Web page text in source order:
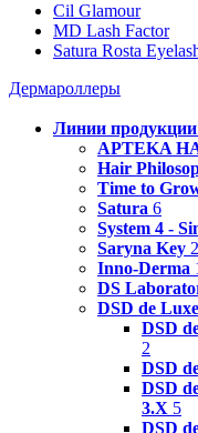
Cil Glamour
MD Lash Factor
Satura Rosta
Дермароллеры
Линии продукции
APTEKA
Hair
Time to
Satura 6
System 4 -
Saryna Key 2
Inno-Derma
DS
DSD de Luxe
DSD
2
DSD
DSD
3.Х 5
DSD